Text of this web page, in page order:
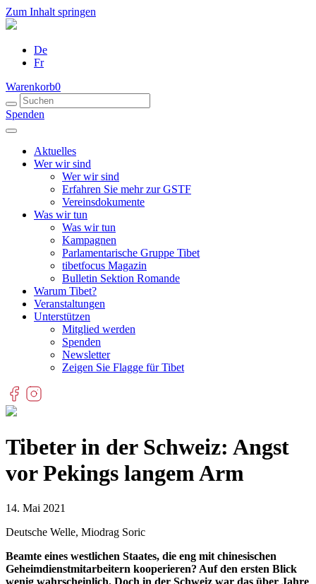
Zum Inhalt springen
De
Fr
Warenkorb0
Spenden
Aktuelles
Wer wir sind
Wer wir sind
Erfahren Sie mehr zur GSTF
Vereinsdokumente
Was wir tun
Was wir tun
Kampagnen
Parlamentarische Gruppe Tibet
tibetfocus Magazin
Bulletin Sektion Romande
Warum Tibet?
Veranstaltungen
Unterstützen
Mitglied werden
Spenden
Newsletter
Zeigen Sie Flagge für Tibet
Tibeter in der Schweiz: Angst
vor Pekings langem Arm
14. Mai 2021
Deutsche Welle, Miodrag Soric
Beamte eines westlichen Staates, die eng mit chinesischen
Geheimdienstmitarbeitern kooperieren? Auf den ersten Blick
wenig wahrscheinlich. Doch in der Schweiz war das über Jahre